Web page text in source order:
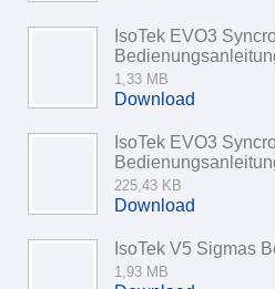
IsoTek EVO3
1,33 MB
Download
IsoTek EVO3
225,43 KB
Download
IsoTek V5 Sigmas
1,93 MB